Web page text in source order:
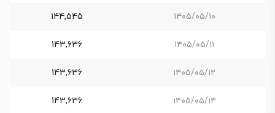
۱۴۰۵/۰۵/۱۰ 144,545
۱۴۰۵/۰۵/۱۱ 143,636
۱۴۰۵/۰۵/۱۲ 143,636
۱۴۰۵/۰۵/۱۴ 143,636